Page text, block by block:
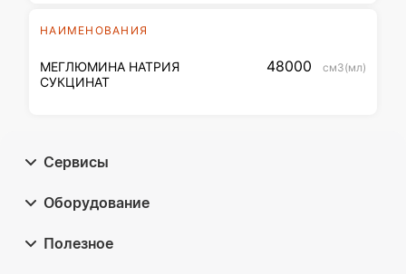
НАИМЕНОВАНИЯ
МЕГЛЮМИНА НАТРИЯ
СУКЦИНАТ
48000 см3(мл)
Сервисы
Оборудование
Полезное